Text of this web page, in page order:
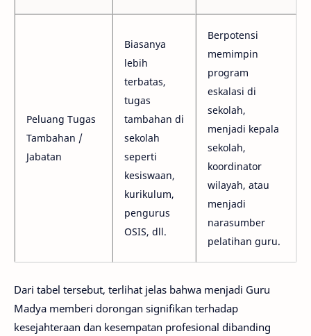
Peluang Tugas
Tambahan /
Jabatan
Biasanya
lebih
terbatas,
tugas
tambahan di
sekolah
seperti
kesiswaan,
kurikulum,
pengurus
OSIS, dll.
Berpotensi
memimpin
program
eskalasi di
sekolah,
menjadi kepala
sekolah,
koordinator
wilayah, atau
menjadi
narasumber
pelatihan guru.
Dari tabel tersebut, terlihat jelas bahwa menjadi Guru
Madya memberi dorongan signifikan terhadap
kesejahteraan dan kesempatan profesional dibanding